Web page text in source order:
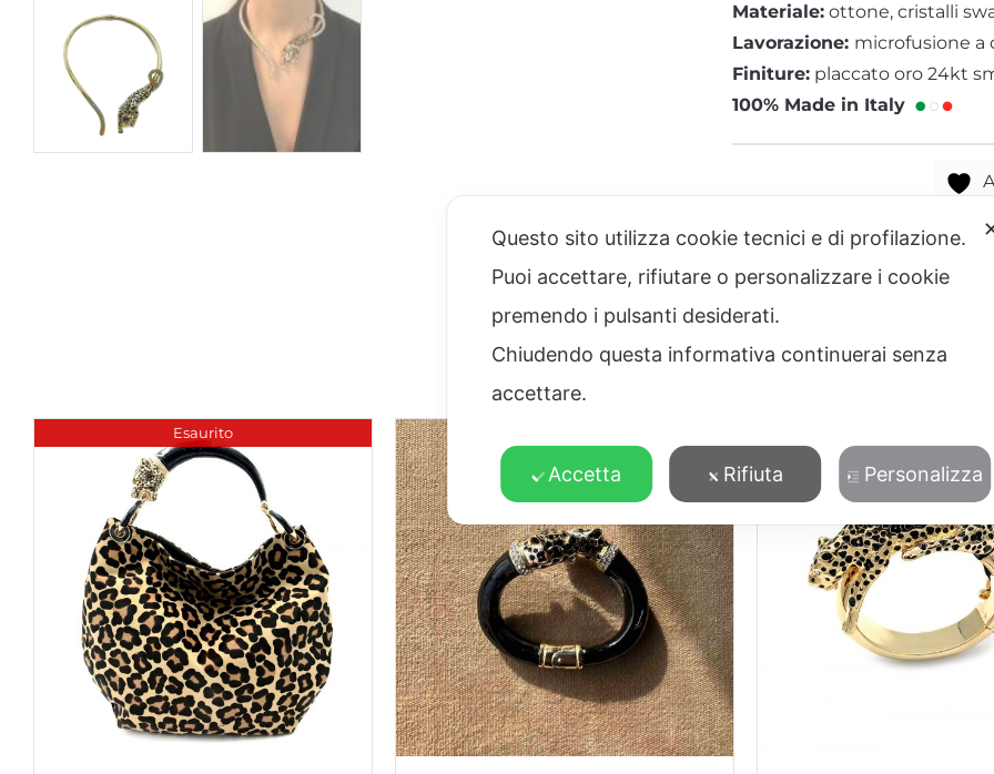
Materiale: ottone, cristalli
Lavorazione: microfusione a
Finiture: placcato oro 24kt
100% Made in Italy
Esaurito
Questo sito utilizza cookie tecnici e di profilazione.
Puoi accettare, rifiutare o personalizzare i cookie
premendo i pulsanti desiderati.
Chiudendo questa informativa continuerai senza
accettare.
Accetta Rifiuta Personalizza